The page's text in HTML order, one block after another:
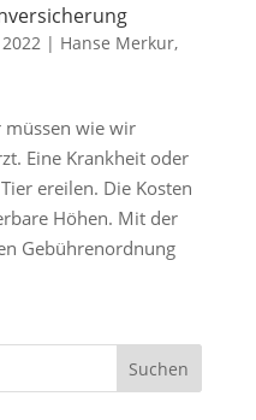
| Hanse Merkur,
müssen wie wir
Eine Krankheit oder
ereilen. Die Kosten
Höhen. Mit der
Gebührenordnung